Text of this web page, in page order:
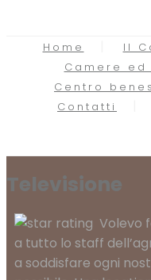
Home Il
Camere
Centro
Contatti
Televisione
Volevo
a tutto lo staff
a soddisfare ogni